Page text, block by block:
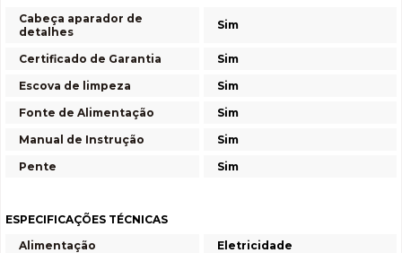
Cabeça aparador de
detalhes
Sim
Certificado de Garantia
Sim
Escova de limpeza
Sim
Fonte de Alimentação
Sim
Manual de Instrução
Sim
Pente
Sim
ESPECIFICAÇÕES TÉCNICAS
Alimentação
Eletricidade